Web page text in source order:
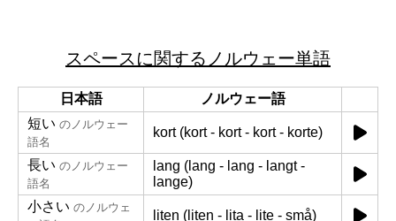
スペースに関するノルウェー単語
日本語
ノルウェー語
短い のノルウェー
語名
kort (kort - kort - kort - korte)
長い のノルウェー
語名
lang (lang - lang - langt -
lange)
小さい のノルウェ
liten (liten - lita - lite - små)